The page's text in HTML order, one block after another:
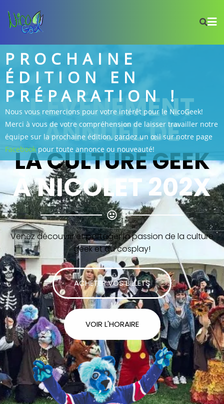
PROCHAINE
ÉDITION EN
PRÉPARATION !
Nous vous remercions pour votre intérêt pour le NicoGeek!
Merci à vous de votre compréhension de laisser travailler notre
équipe sur la prochaine édition, gardez un œil sur notre page
Facebook pour toute annonce ou nouveauté!
L'ÉVÉNEMENT
ANNUEL DE
LA CULTURE GEEK
À NICOLET 202X
Venez découvrir et partager la passion de la culture
geek et du cosplay!
ACHETER VOS BILLETS
VOIR L'HORAIRE